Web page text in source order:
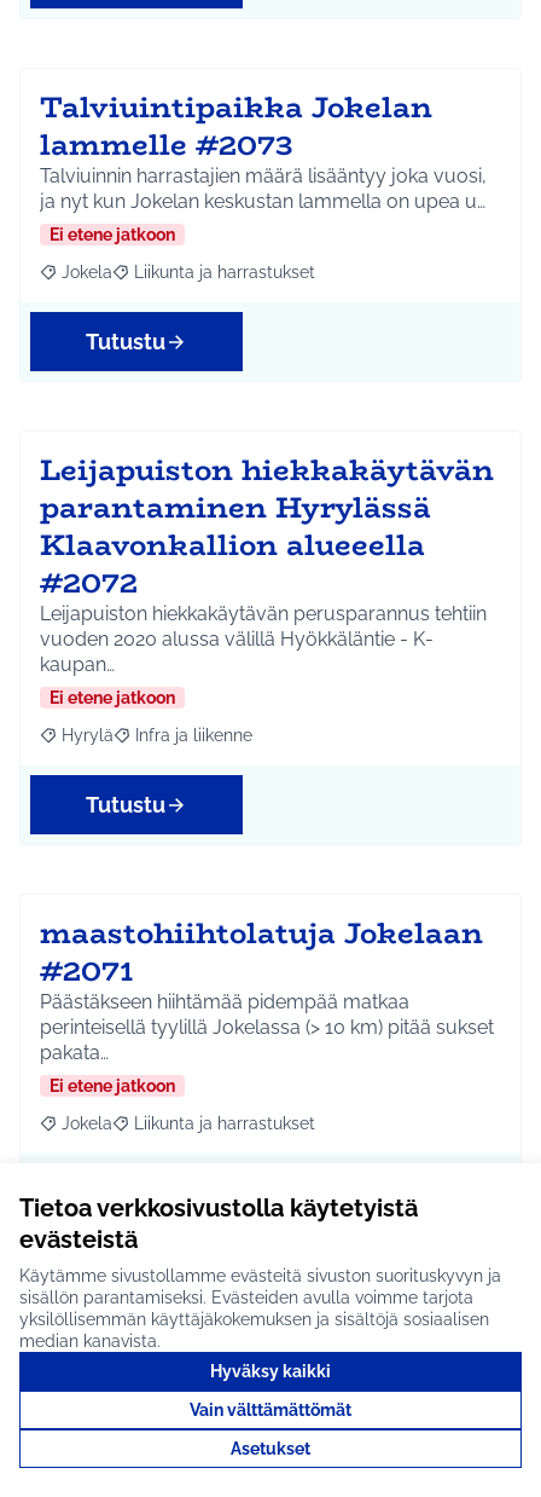
Tietoa verkkosivustolla käytetyistä
evästeistä
Käytämme sivustollamme evästeitä sivuston suorituskyvyn ja
sisällön parantamiseksi. Evästeiden avulla voimme tarjota
yksilöllisemmän käyttäjäkokemuksen ja sisältöjä sosiaalisen
median kanavista.
Hyväksy kaikki
Vain välttämättömät
Asetukset
Talviuintipaikka Jokelan
lammelle #2073
Talviuinnin harrastajien määrä lisääntyy joka vuosi,
ja nyt kun Jokelan keskustan lammella on upea u…
Ei etene jatkoon
Rajaa tulokset aihepiirin mukaan: Jokela
Jokela Rajaa tulokset teeman mukaan: Liikunta ja
Liikunta ja harrastukset
Tutustu
Leijapuiston hiekkakäytävän
parantaminen Hyrylässä
Klaavonkallion alueeella
#2072
Leijapuiston hiekkakäytävän perusparannus tehtiin
vuoden 2020 alussa välillä Hyökkäläntie - K-
kaupan…
Ei etene jatkoon
Rajaa tulokset aihepiirin mukaan: Hyrylä
Hyrylä Rajaa tulokset teeman mukaan: Infra ja liikenne
Infra ja liikenne
Tutustu
maastohiihtolatuja Jokelaan
#2071
Päästäkseen hiihtämää pidempää matkaa
perinteisellä tyylillä Jokelassa (> 10 km) pitää sukset
pakata…
Ei etene jatkoon
Rajaa tulokset aihepiirin mukaan: Jokela
Jokela Rajaa tulokset teeman mukaan: Liikunta ja
Liikunta ja harrastukset
Tutustu
Uimahalliliput ilmaiseksi
alle 16-vuotiaille
tuusulalaisille #2069
Tuusulan kunta tarjoaa kaikille alle 16-vuotiaille
tuusulalaisille ilmaisen pääsyn uimahalliin vuode…